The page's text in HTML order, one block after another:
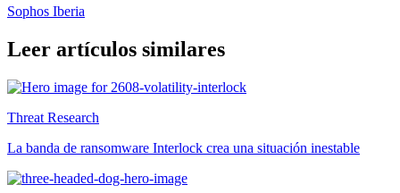
Sophos Iberia
Leer artículos similares
Threat Research
La banda de ransomware Interlock crea una situación inestable